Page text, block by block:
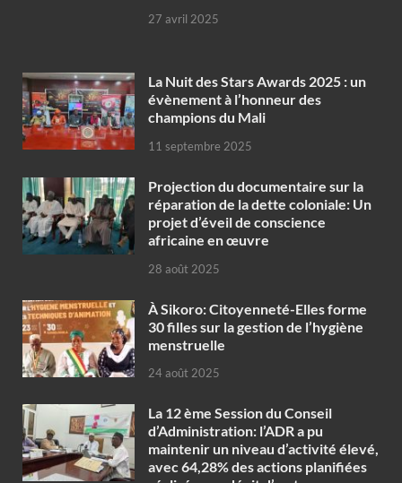
27 avril 2025
‎La Nuit des Stars Awards 2025 : un
évènement à l’honneur des
champions du Mali
11 septembre 2025
Projection du documentaire sur la
réparation de la dette coloniale: Un
projet d’éveil de conscience
africaine en œuvre‎
28 août 2025
À Sikoro: Citoyenneté-Elles forme
30 filles sur la gestion de l’hygiène
menstruelle
24 août 2025
La 12 ème Session du Conseil
d’Administration: l’ADR a pu
maintenir un niveau d’activité élevé,
avec 64,28% des actions planifiées